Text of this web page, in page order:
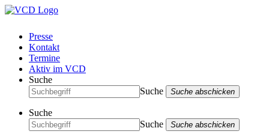
Presse
Kontakt
Termine
Aktiv im VCD
Suche
Suche
Suche abschicken
Suche
Suche
Suche abschicken